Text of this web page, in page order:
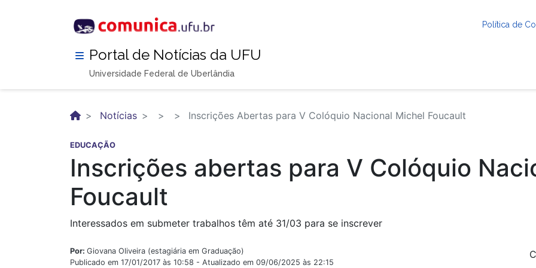
Política de
Portal de Notícias da UFU
Universidade Federal de Uberlândia
Notícias Inscrições Abertas para V Colóquio Nacional Michel Foucault
EDUCAÇÃO
Inscrições abertas para V Colóquio
Foucault
Interessados em submeter trabalhos têm até 31/03 para se inscrever
Por: Giovana Oliveira (estagiária em Graduação)
Publicado em 17/01/2017 às 10:58 - Atualizado em 09/06/2025 às 22:15